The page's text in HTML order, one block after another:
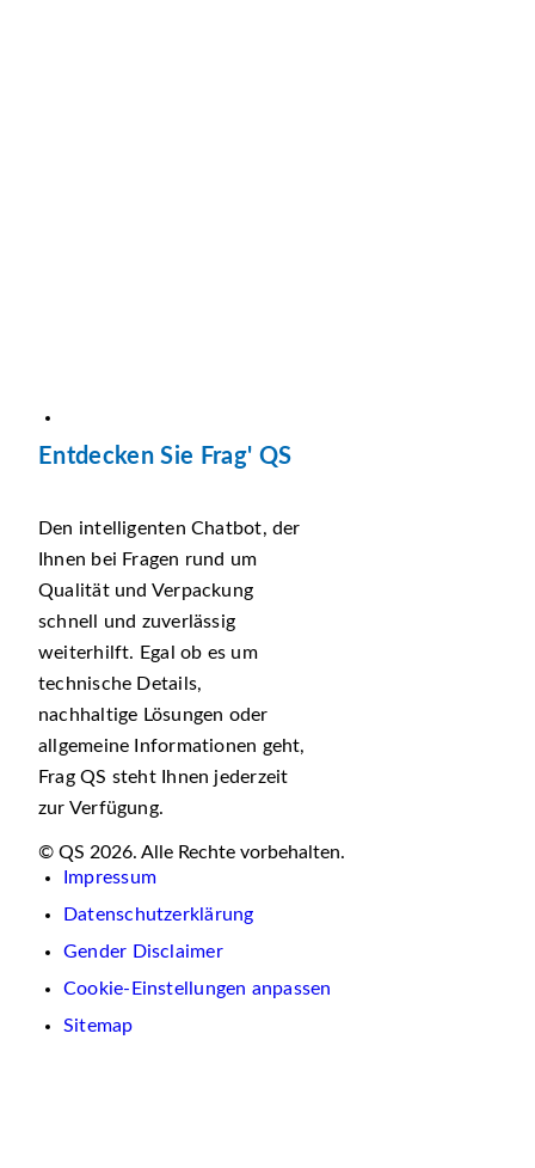
Entdecken Sie Frag' QS
Den intelligenten Chatbot, der
Ihnen bei Fragen rund um
Qualität und Verpackung
schnell und zuverlässig
weiterhilft. Egal ob es um
technische Details,
nachhaltige Lösungen oder
allgemeine Informationen geht,
Frag QS steht Ihnen jederzeit
zur Verfügung.
© QS 2026. Alle Rechte vorbehalten.
Impressum
Datenschutzerklärung
Gender Disclaimer
Cookie-Einstellungen anpassen
Sitemap